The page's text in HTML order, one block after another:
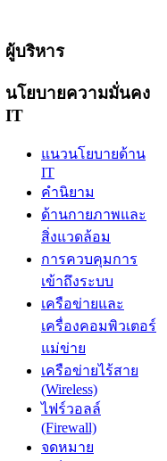
เรียน : วินัยดี มีทักษะ |
ผู้บริหาร
นโยบายความมั่นคง
IT
แนวนโยบายด้าน
IT
คำนิยาม
ด้านกายภาพและ
สิ่งแวดล้อม
การควบคุมการ
เข้าถึงระบบ
เครือข่ายและ
เครื่องคอมพิวเตอร์
แม่ข่าย
เครือข่ายไร้สาย
(Wireless)
ไฟร์วอลล์
(Firewall)
จดหมาย